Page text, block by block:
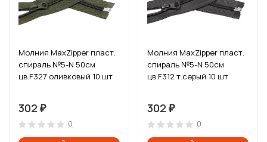
Молния MaxZipper пласт.
спираль №5-N 50см
цв.F327 оливковый 10 шт
302 ₽
0
Молния MaxZipper пласт.
спираль №5-N 50см
цв.F312 т.серый 10 шт
302 ₽
0